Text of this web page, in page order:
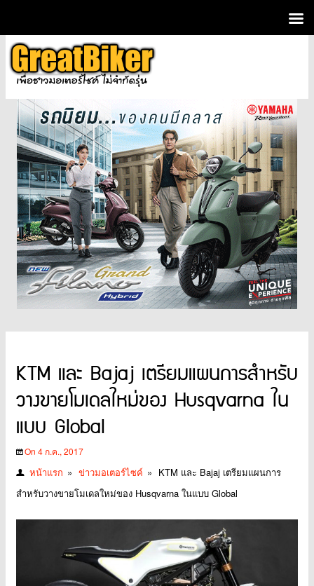
KTM และ Bajaj เตรียมแผนการสำหรับ
วางขายโมเดลใหม่ของ Husqvarna ใน
แบบ Global
On 4 ก.ค., 2017
หน้าแรก » ข่าวมอเตอร์ไซค์ » KTM และ Bajaj เตรียมแผนการ
สำหรับวางขายโมเดลใหม่ของ Husqvarna ในแบบ Global